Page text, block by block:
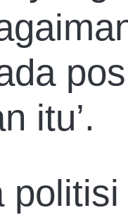
itu’.